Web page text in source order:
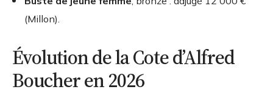
(Millon).
Évolution de la Cote d’Alfred
Boucher en 2026